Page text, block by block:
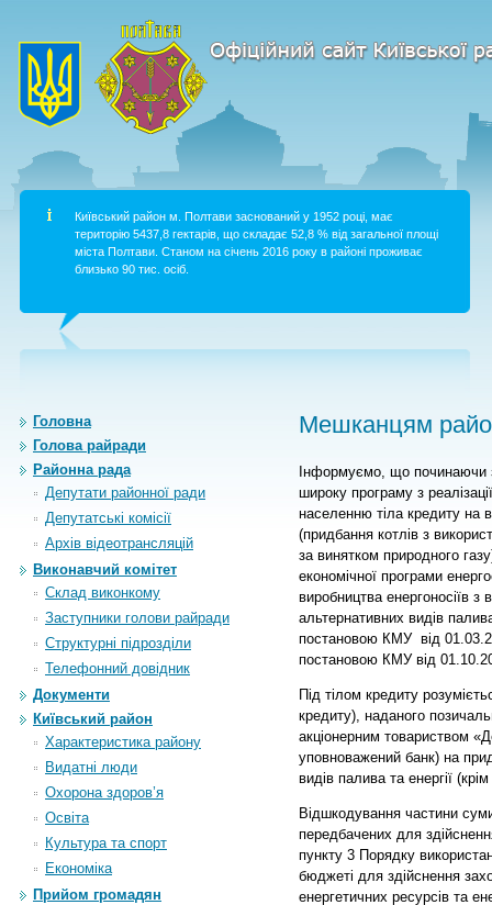
Київський район м. Полтави заснований у 1952 році, має
територію 5437,8 гектарів, що складає 52,8 % від загальної площі
міста Полтави. Станом на січень 2016 року в районі проживає
близько 90 тис. осіб.
Головна
Голова райради
Районна рада
Депутати районної ради
Депутатські комісії
Архiв вiдеотрансляцiй
Виконавчий комітет
Склад виконкому
Заступники голови райради
Структурні підрозділи
Телефонний довідник
Документи
Київський район
Характеристика району
Видатні люди
Охорона здоров’я
Освіта
Культура та спорт
Економіка
Прийом громадян
Мешканцям
Інформуємо, що починаючи
широку програму з р
населенню тіла кредиту на
(придбання котлів з
за винятком природного
економічної програми
виробництва енергоносіїв з
альтернативних видів
постановою КМУ від
постановою КМУ від
Під тілом кредиту
кредиту), наданого
акціонерним товариством
уповноважений банк) на
видів палива та енергії
Відшкодування частини
передбачених для
пункту 3 Порядку
бюджеті для здійснення
енергетичних ресурсів та